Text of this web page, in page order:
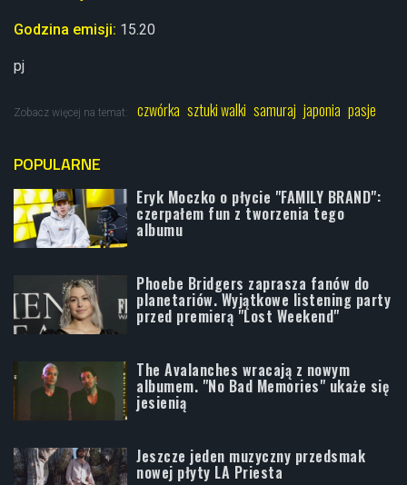
Godzina emisji: 15.20
pj
Zobacz więcej na temat: czwórka sztuki walki samuraj japonia pasje
POPULARNE
Eryk Moczko o płycie "FAMILY BRAND":
czerpałem fun z tworzenia tego
albumu
Phoebe Bridgers zaprasza fanów do
planetariów. Wyjątkowe listening party
przed premierą "Lost Weekend"
The Avalanches wracają z nowym
albumem. "No Bad Memories" ukaże się
jesienią
Jeszcze jeden muzyczny przedsmak
nowej płyty LA Priesta